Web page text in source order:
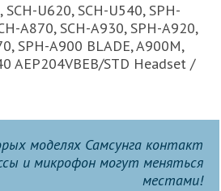
U620, SCH-U540, SPH-
A870, SCH-A930, SPH-A920,
SPH-A900 BLADE, A900M,
AEP204VBEB/STD Headset /
моделях Самсунга контакт
и микрофон могут меняться
местами!